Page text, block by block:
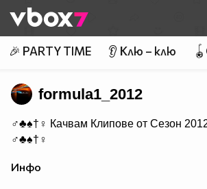
👾
🎉 PARTY TIME 👂 Клю – клю
formula1_2012
♂♣♠†♀ Качвам Клипове от Сезон
♂♣♠†♀
Инфо